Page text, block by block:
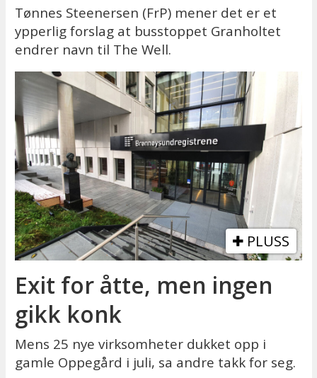
Tønnes Steenersen (FrP) mener det er et
ypperlig forslag at busstoppet Granholtet
endrer navn til The Well.
PLUSS
Exit for åtte, men ingen
gikk konk
Mens 25 nye virksomheter dukket opp i
gamle Oppegård i juli, sa andre takk for seg.